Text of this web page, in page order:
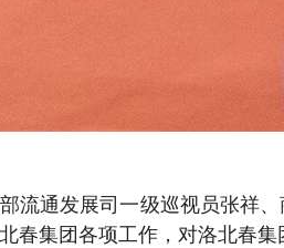
流通发展司一级巡视员张祥
春集团各项工作，对洛北春